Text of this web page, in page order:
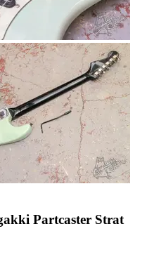
Partcaster Strat